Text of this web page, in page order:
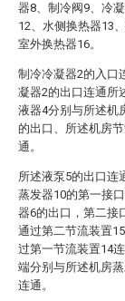
器8、制冷阀9、冷
12、水侧换热器13
室外换热器16。
制冷冷凝器2的入口
凝器2的出口连通所
液器4分别与所述机
的出口、所述机房
通。
所述液泵5的出口连
蒸发器10的第一接
器6的出口，第二接
通过第二节流装置
过第一节流装置14
端分别与所述机房
连通。